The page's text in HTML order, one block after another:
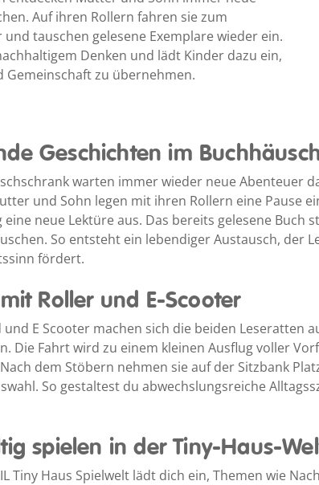
Auf ihren Rollern fahren sie zum
tauschen gelesene Exemplare wieder ein.
Denken und lädt Kinder dazu ein,
zu übernehmen.
Geschichten im
warten immer wieder neue Abenteuer
und Sohn legen mit ihren Rollern eine Pause
eine neue Lektüre aus. Das bereits gelesene Buch
So entsteht ein lebendiger Austausch, der
fördert.
Roller und E-Scooter
E Scooter machen sich die beiden Leseratten
Die Fahrt wird zu einem kleinen Ausflug voller
dem Stöbern nehmen sie auf der Sitzbank
So gestaltest du abwechslungsreiche
spielen in der Tiny-Haus-
Tiny Haus Spielwelt lädt dich ein, Themen wie